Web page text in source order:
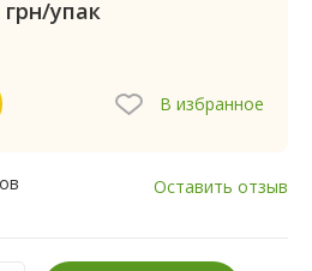
грн/упак
В избранное
Оставить отзыв